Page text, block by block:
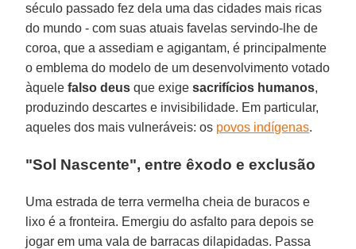
século passado fez dela uma das cidades mais ricas
do mundo - com suas atuais favelas servindo-lhe de
coroa, que a assediam e agigantam, é principalmente
o emblema do modelo de um desenvolvimento votado
àquelefalso deus que exigesacrifícios humanos,
produzindo descartes e invisibilidade. Em particular,
aqueles dos mais vulneráveis: os povos indígenas.
"Sol Nascente", entre êxodo e exclusão
Uma estrada de terra vermelha cheia de buracos e
lixo é a fronteira. Emergiu do asfalto para depois se
jogar em uma vala de barracas dilapidadas. Passa